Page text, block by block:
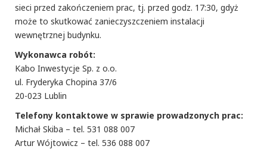
sieci przed zakończeniem prac, tj. przed godz. 17:30, gdyż
może to skutkować zanieczyszczeniem instalacji
wewnętrznej budynku.
Wykonawca robót:
Kabo Inwestycje Sp. z o.o.
ul. Fryderyka Chopina 37/6
20-023 Lublin
Telefony kontaktowe w sprawie prowadzonych prac:
Michał Skiba – tel. 531 088 007
Artur Wójtowicz – tel. 536 088 007